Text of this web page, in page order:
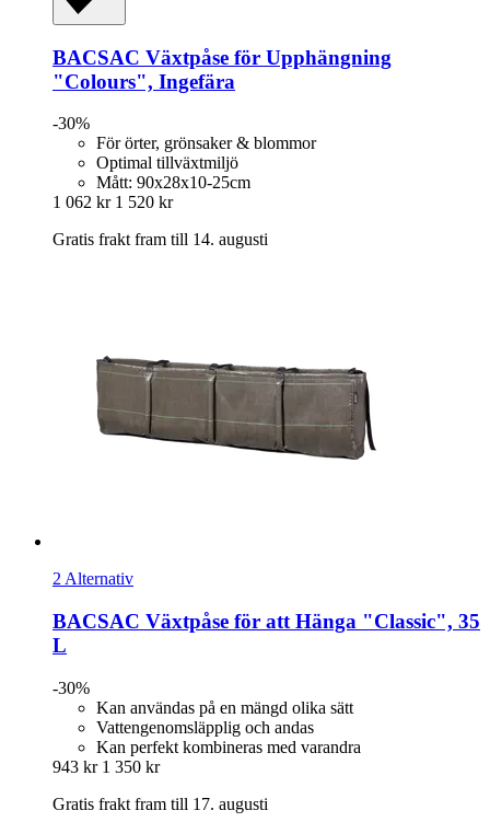
BACSAC Växtpåse för Upphängning
"Colours", Ingefära
-30%
För örter, grönsaker & blommor
Optimal tillväxtmiljö
Mått: 90x28x10-25cm
1 062 kr 1 520 kr
Gratis frakt fram till 14. augusti
2 Alternativ
BACSAC Växtpåse för att Hänga "Classic", 35
L
-30%
Kan användas på en mängd olika sätt
Vattengenomsläpplig och andas
Kan perfekt kombineras med varandra
943 kr 1 350 kr
Gratis frakt fram till 17. augusti